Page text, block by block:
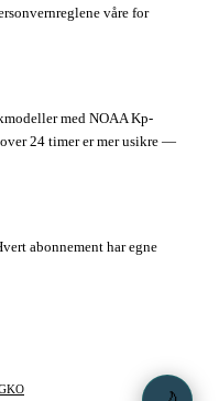
våre for
med NOAA Kp-
24 timer er mer usikre —
abonnement har egne